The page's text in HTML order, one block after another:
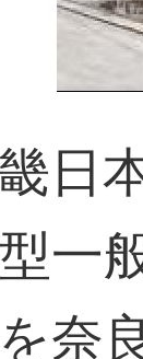
日
一
奈